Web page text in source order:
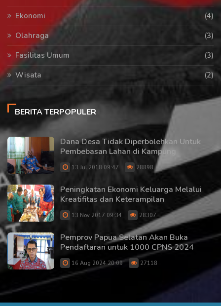
Ekonomi
(4)
Olahraga
(3)
Fasilitas Umum
(3)
Wisata
(2)
BERITA TERPOPULER
Dana Desa Tidak Diperbolehkan Untuk
Pembebasan Lahan di Kampung
13 Jul 2018 09:47 28898
Peningkatan Ekonomi Keluarga Melalui
Kreatifitas dan Keterampilan
13 Nov 2017 09:34 28307
Pemprov Papua Selatan Akan Buka
Pendaftaran untuk 1000 CPNS 2024
16 Aug 2024 20:09 27118